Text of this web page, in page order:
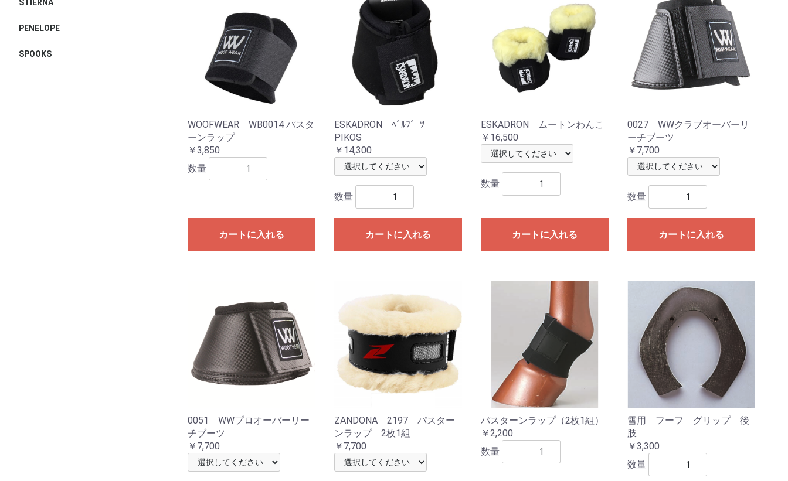
STIERNA
PENELOPE
SPOOKS
WOOFWEAR WB0014 パスタ
ーンラップ
￥3,850
数量
カートに入れる
ESKADRON ﾍﾞﾙﾌﾞｰﾂ
PIKOS
￥14,300
数量
カートに入れる
ESKADRON ムートンわんこ
￥16,500
数量
カートに入れる
0027 WWクラブオーバーリ
ーチブーツ
￥7,700
数量
カートに入れる
0051 WWプロオーバーリー
チブーツ
￥7,700
ZANDONA 2197 パスター
ンラップ 2枚1組
￥7,700
パスターンラップ（2枚1組）
￥2,200
数量
雪用 フーフ グリップ 後
肢
￥3,300
数量